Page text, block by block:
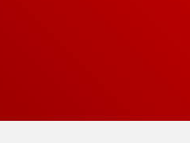
toda la información sobre el